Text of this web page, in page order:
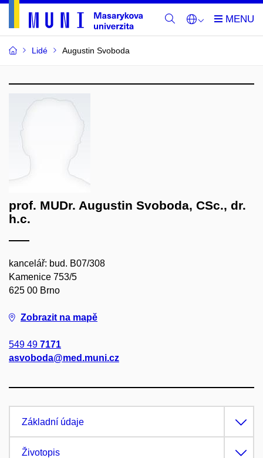
Lidé Augustin Svoboda
prof. MUDr. Augustin Svoboda, CSc., dr.
h.c.
kancelář: bud. B07/308
Kamenice 753/5
625 00 Brno
Zobrazit na mapě
549 49 7171
asvoboda@med.muni.cz
Základní údaje
Životopis